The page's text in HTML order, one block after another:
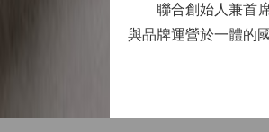
聯合創始人兼首席
與品牌運營於一體的